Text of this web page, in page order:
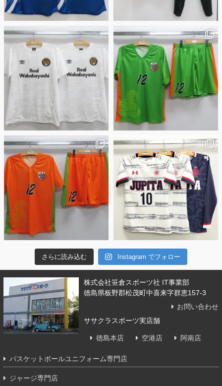
さらに読み込む Instagram でフォロー
株式会社笹倉スポーツ社 IT事業部
徳島県板野郡松茂町中喜来字群恵157-3
お問い合わせ
ササクラスポーツ実店舗
徳島本店 空港店 阿南店
バスケットボールユニフォーム専門店
ジャージ専門店